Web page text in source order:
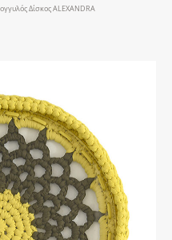
Δίσκος ALEXANDRA